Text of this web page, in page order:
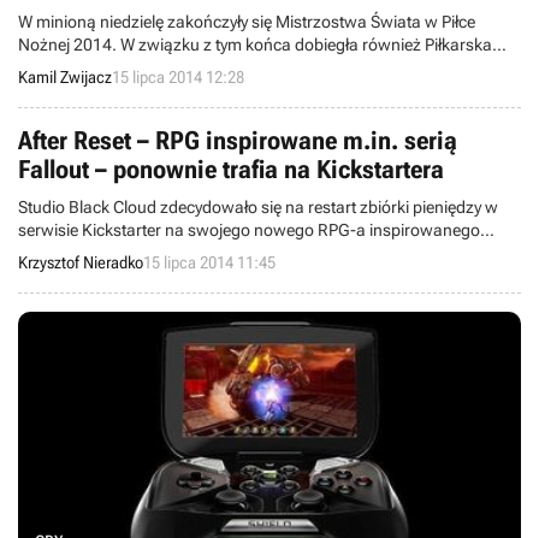
W minioną niedzielę zakończyły się Mistrzostwa Świata w Piłce
Nożnej 2014. W związku z tym końca dobiegła również Piłkarska
Ruletka GRY-OnLine.pl, więc przyszedł czas na jej podsumowanie i
wyłonienie najlepiej typujących osób oraz tych, które powalczą o
nagrody.
Kamil Zwijacz15 lipca 2014 12:28
After Reset – RPG inspirowane m.in. serią
Fallout – ponownie trafia na Kickstartera
Studio Black Cloud zdecydowało się na restart zbiórki pieniędzy w
serwisie Kickstarter na swojego nowego RPG-a inspirowanego
dwiema pierwszymi odsłonami serii Fallout, Baldur’s Gate oraz
Planescape: Torment – grę After Reset. Poprzednia kampania,
mająca na celu sfinansowanie wspomnianej produkcji, nie
przyniosła pożądanych rezultatów, dlatego też twórcy ponownie
próbują swoich sił, prosząc tym razem o znacznie mniejszą sumę.
Krzysztof Nieradko15 lipca 2014 11:45